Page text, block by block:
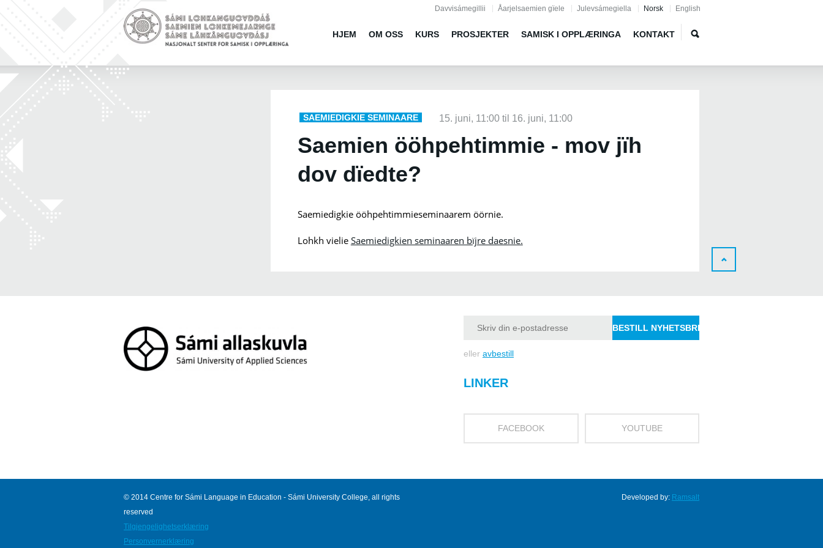
Jump to navigationDavvisámegillii Åarjelsaemien gïele Julevsámegiella Norsk English
HJEM OM OSS KURS PROSJEKTER SAMISK I OPPLÆRINGA KONTAKT
SAEMIEDIGKIE SEMINAARE 15. juni, 11:00 til 16. juni, 11:00
Saemien ööhpehtimmie - mov jïh
dov dïedte?
Saemiedigkie ööhpehtimmieseminaarem öörnie.
Lohkh vielie Saemiedigkien seminaaren bïjre daesnie.
eller avbestill
LINKER
FACEBOOK YOUTUBE
© 2014 Centre for Sámi Language in Education - Sámi University College, all rights
reserved
Tilgjengelighetserklæring
Personvernerklæring
Developed by: Ramsalt